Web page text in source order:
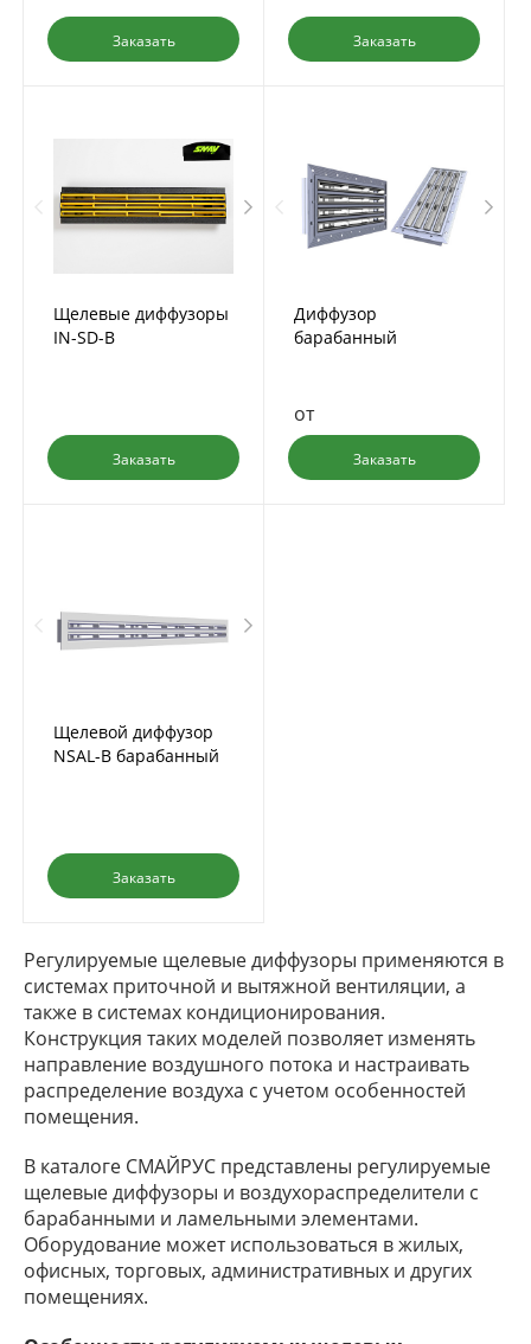
Заказать Заказать
Щелевые диффузоры
IN-SD-B
Заказать
Диффузор
барабанный
от
Заказать
Щелевой диффузор
NSAL-B барабанный
Заказать
Регулируемые щелевые диффузоры применяются в
системах приточной и вытяжной вентиляции, а
также в системах кондиционирования.
Конструкция таких моделей позволяет изменять
направление воздушного потока и настраивать
распределение воздуха с учетом особенностей
помещения.
В каталоге СМАЙРУС представлены регулируемые
щелевые диффузоры и воздухораспределители с
барабанными и ламельными элементами.
Оборудование может использоваться в жилых,
офисных, торговых, административных и других
помещениях.